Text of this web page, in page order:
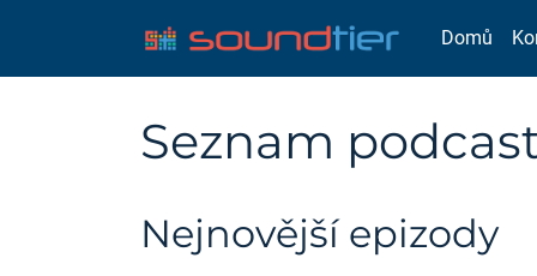
Domů
Seznam
Nejnovější epizody